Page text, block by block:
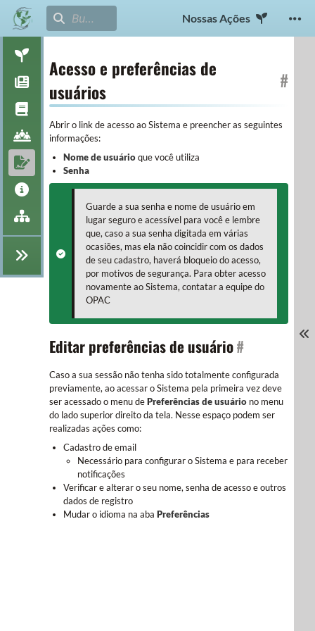
Nossas Ações
Acesso e preferências de
usuários
#
Abrir o link de acesso ao Sistema e preencher as seguintes
informações:
Nome de usuárioque você utiliza
Senha
Guarde a sua senha e nome de usuário em
lugar seguro e acessível para você e lembre
que, caso a sua senha digitada em várias
ocasiões, mas ela não coincidir com os dados
de seu cadastro, haverá bloqueio do acesso,
por motivos de segurança. Para obter acesso
novamente ao Sistema, contatar a equipe do
OPAC
Editar preferências de usuário#
Caso a sua sessão não tenha sido totalmente configurada
previamente, ao acessar o Sistema pela primeira vez deve
ser acessado o menu dePreferências de usuário no menu
do lado superior direito da tela. Nesse espaço podem ser
realizadas ações como:
Cadastro de email
Necessário para configurar o Sistema e para receber
notificações
Verificar e alterar o seu nome, senha de acesso e outros
dados de registro
Mudar o idioma na aba Preferências